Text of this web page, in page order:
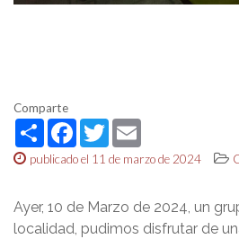
Comparte
ShareFacebook
Twitter
publicado el 11 de marzo de 2024
Ayer, 10 de Marzo de 2024, un
localidad, pudimos disfrutar de